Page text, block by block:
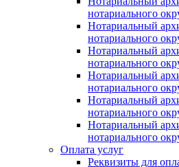
нотариального
Нотариальный
нотариального
Нотариальный
нотариального
Нотариальный
нотариального
Нотариальный
нотариального
Нотариальный
нотариального
Оплата услуг
Реквизиты для